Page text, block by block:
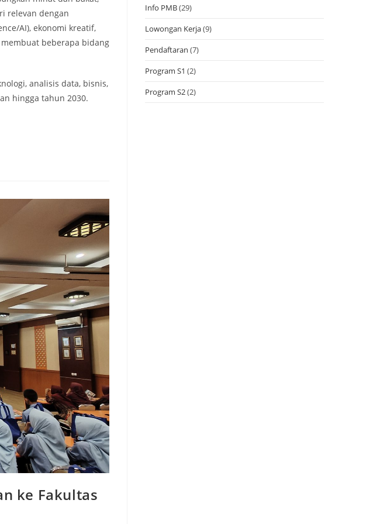
relevan dengan
AI), ekonomi kreatif,
beberapa bidang
analisis data, bisnis,
hingga tahun 2030.
ke Fakultas
Info PMB(29)
Lowongan Kerja(9)
Pendaftaran (7)
Program S1 (2)
Program S2(2)